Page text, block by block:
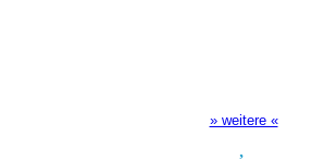
» weitere «